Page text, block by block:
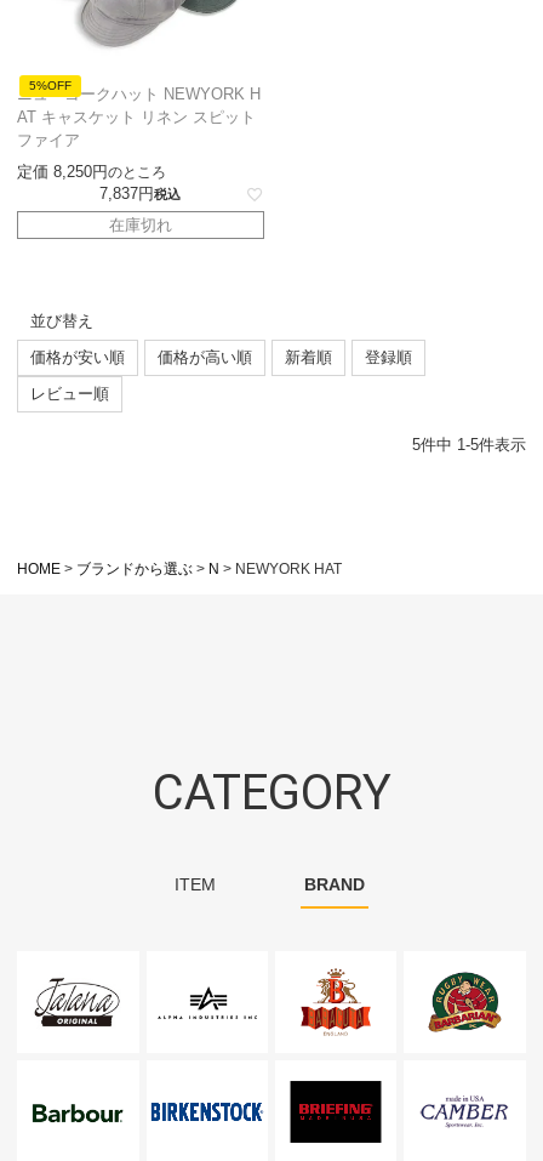
5%OFF
ニューヨークハット NEWYORK H
AT キャスケット リネン スピット
ファイア
定価 8,250 のところ
7,837 税込
在庫切れ
並び替え
価格が安い順
価格が高い順 新着順
登録順
レビュー順
5件中 1-5件表示
HOME ブランドから選ぶ N NEWYORK HAT
CATEGORY
ITEM BRAND